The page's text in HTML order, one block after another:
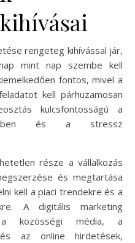
rengeteg kihívással jár,
mint nap szembe kell
fontos, mivel a
kell párhuzamosan
kulcsfontosságú a
és a stressz
része a vállalkozás
és megtartása
kell a piaci trendekre és a
A digitális marketing
közösségi média, a
és az online hirdetések,